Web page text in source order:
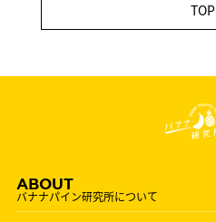
TOP
ABOUT
バナナパイン研究所について